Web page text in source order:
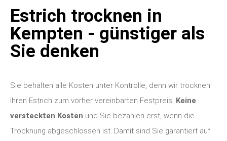
Estrich trocknen in
Kempten - günstiger als
Sie denken
Sie behalten alle Kosten unter Kontrolle, denn wir trocknen
Ihren Estrich zum vorher vereinbarten Festpreis. Keine
versteckten Kosten und Sie bezahlen erst, wenn die
Trocknung abgeschlossen ist. Damit sind Sie garantiert auf